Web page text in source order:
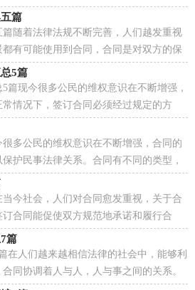
以下是小编为大家整理...
篇
随着法律法规不断完善，人们越发重视
有可能使用到合同，合同是对双方的保
在为写合同犯愁了吧，下面...
5篇
篇现今很多公民的维权意识在不断增强，
情况下，签订合同必须经过规定的方
要注意的呢？下面是小编...
多公民的维权意识在不断增强，合同的
护民事法律关系。合同有不同的类型，
小编为大家收集的承包合...
今社会，人们对合同愈发重视，关于合
合同能促使双方规范地承诺和履行合
写呢？下面是小编为大家收...
篇
在人们越来越相信法律的社会中，能够利
同协调着人与人，人与事之间的关系。